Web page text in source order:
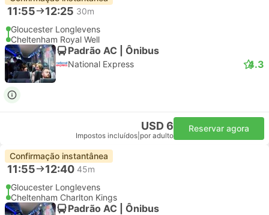
11:55 12:25 30m
Gloucester Longlevens
Cheltenham Royal Well
Padrão AC | Ônibus
National Express 4.3
USD 6
Impostos incluídos por adulto
Reservar agora
Confirmação instantânea
11:55 12:40 45m
Gloucester Longlevens
Cheltenham Charlton Kings
Padrão AC | Ônibus